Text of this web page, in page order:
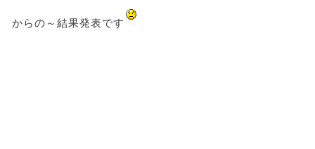
からの～結果発表です